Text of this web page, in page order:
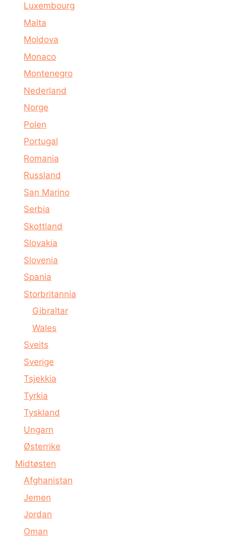
Luxembourg
Malta
Moldova
Monaco
Montenegro
Nederland
Norge
Polen
Portugal
Romania
Russland
San Marino
Serbia
Skottland
Slovakia
Slovenia
Spania
Storbritannia
Gibraltar
Wales
Sveits
Sverige
Tsjekkia
Tyrkia
Tyskland
Ungarn
Østerrike
Midtøsten
Afghanistan
Jemen
Jordan
Oman